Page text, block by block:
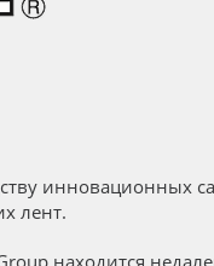
инновационных
лент.
находится